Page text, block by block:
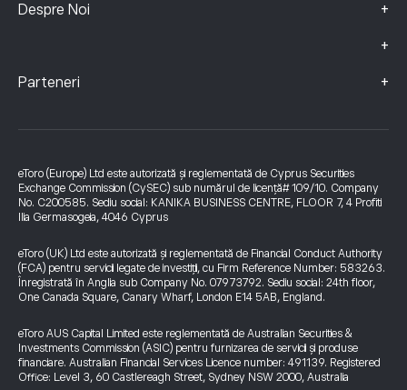
Despre Noi +
+
Parteneri +
eToro (Europe) Ltd este autorizată și reglementată de Cyprus Securities
Exchange Commission (CySEC) sub numărul de licență# 109/10. Company
No. C200585. Sediu social: KANIKA BUSINESS CENTRE, FLOOR 7, 4 Profiti
Ilia Germasogeia, 4046 Cyprus
eToro (UK) Ltd este autorizată și reglementată de Financial Conduct Authority
(FCA) pentru servicii legate de investiții, cu Firm Reference Number: 583263.
Înregistrată în Anglia sub Company No. 07973792. Sediu social: 24th floor,
One Canada Square, Canary Wharf, London E14 5AB, England.
eToro AUS Capital Limited este reglementată de Australian Securities &
Investments Commission (ASIC) pentru furnizarea de servicii și produse
financiare. Australian Financial Services Licence number: 491139. Registered
Office: Level 3, 60 Castlereagh Street, Sydney NSW 2000, Australia